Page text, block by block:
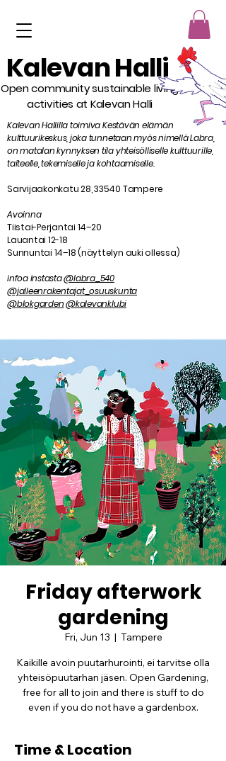
Open community sustainable living
activities at Kalevan Halli
Kalevan Hallilla toimiva Kestävän elämän
kulttuurikeskus, joka tunnetaan myös nimellä Labra,
on matalan kynnyksen tila yhteisölliselle kulttuurille,
taiteelle, tekemiselle ja kohtaamiselle.
Sarvijaakonkatu 28, 33540 Tampere
Avoinna
Tiistai-Perjantai 14–20
Lauantai 12-18
Sunnuntai 14–18 (näyttelyn auki ollessa)
infoa instasta@labra_540
@jalleenrakentajat_osuuskunta
@blokgarden@kalevanklubi
Kalevan Halli
Friday afterwork
gardening
Fri, Jun 13
  |
Tampere
Kaikille avoin puutarhurointi, ei tarvitse olla
yhteisöpuutarhan jäsen. Open Gardening,
free for all to join and there is stuff to do
even if you do not have a gardenbox.
Time & Location